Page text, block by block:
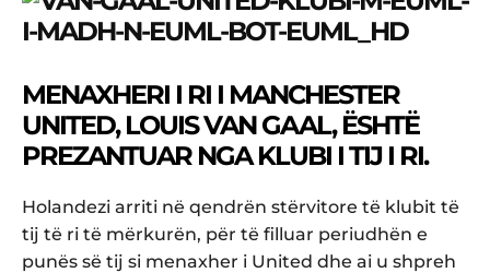
MENAXHERI I RI I MANCHESTER
UNITED, LOUIS VAN GAAL, ËSHTË
PREZANTUAR NGA KLUBI I TIJ I RI.
Holandezi arriti në qendrën stërvitore të klubit të
tij të ri të mërkurën, për të filluar periudhën e
punës së tij si menaxher i United dhe ai u shpreh